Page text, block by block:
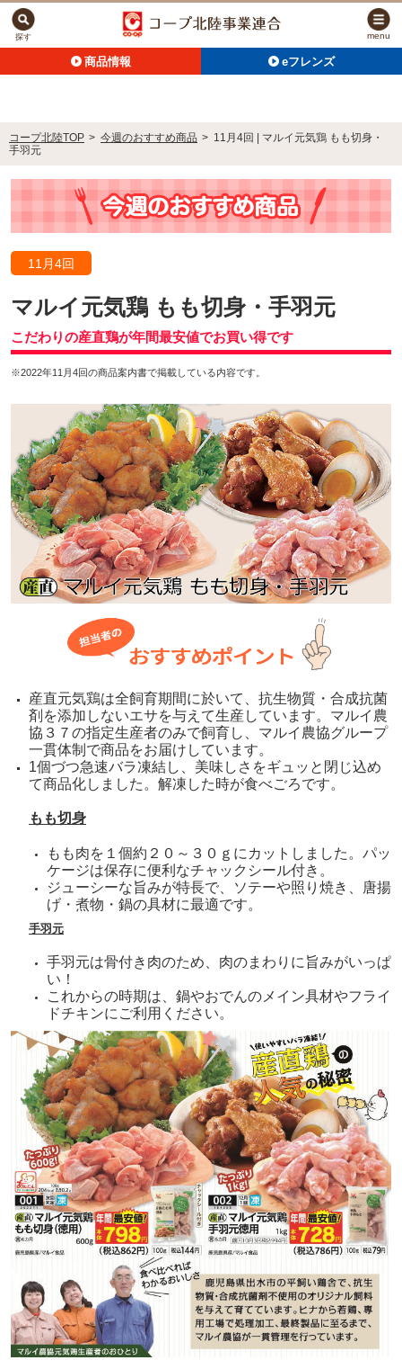
商品情報 eフレンズ
探す menu
コープ北陸TOP > 今週のおすすめ商品 > 11月4回 | マルイ元気鶏 もも切身・
手羽元
11月4回
マルイ元気鶏 もも切身・手羽元
こだわりの産直鶏が年間最安値でお買い得です
※2022年11月4回の商品案内書で掲載している内容です。
産直元気鶏は全飼育期間に於いて、抗生物質・合成抗菌
剤を添加しないエサを与えて生産しています。マルイ農
協３７の指定生産者のみで飼育し、マルイ農協グループ
一貫体制で商品をお届けしています。
1個づつ急速バラ凍結し、美味しさをギュッと閉じ込め
て商品化しました。解凍した時が食べごろです。
もも切身
もも肉を１個約２０～３０ｇにカットしました。パッ
ケージは保存に便利なチャックシール付き。
ジューシーな旨みが特長で、ソテーや照り焼き、唐揚
げ・煮物・鍋の具材に最適です。
手羽元
手羽元は骨付き肉のため、肉のまわりに旨みがいっぱ
い！
これからの時期は、鍋やおでんのメイン具材やフライ
ドチキンにご利用ください。